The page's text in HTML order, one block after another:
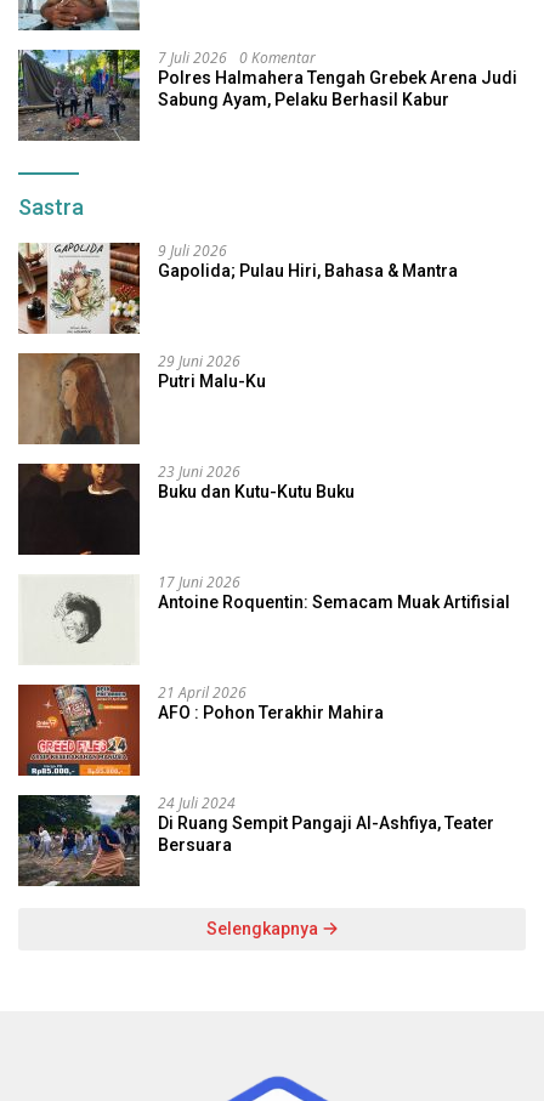
7 Juli 2026 0 Komentar
Polres Halmahera Tengah Grebek Arena Judi
Sabung Ayam, Pelaku Berhasil Kabur
Sastra
9 Juli 2026
Gapolida; Pulau Hiri, Bahasa & Mantra
29 Juni 2026
Putri Malu-Ku
23 Juni 2026
Buku dan Kutu-Kutu Buku
17 Juni 2026
Antoine Roquentin: Semacam Muak Artifisial
21 April 2026
AFO : Pohon Terakhir Mahira
24 Juli 2024
Di Ruang Sempit Pangaji Al-Ashfiya, Teater
Bersuara
Selengkapnya